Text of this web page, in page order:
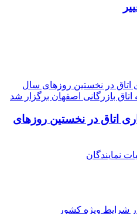
بازرگانی اصفهان برگزار شد
اتاق در نخستین روزهای
نمایندگان